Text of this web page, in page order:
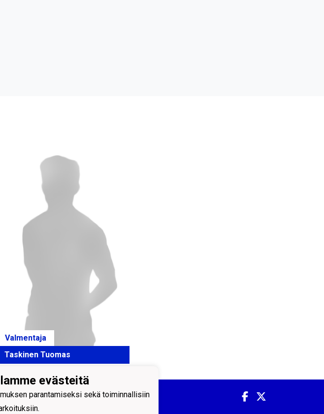
Valmentaja
Taskinen Tuomas
evästeitä
parantamiseksi sekä toiminnallisiin